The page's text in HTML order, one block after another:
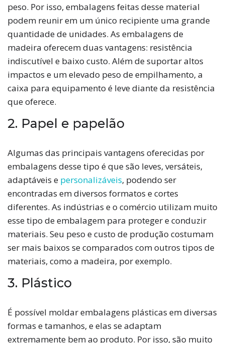
peso. Por isso, embalagens feitas desse material
podem reunir em um único recipiente uma grande
quantidade de unidades. As embalagens de
madeira oferecem duas vantagens: resistência
indiscutível e baixo custo. Além de suportar altos
impactos e um elevado peso de empilhamento, a
caixa para equipamento é leve diante da resistência
que oferece.
2. Papel e papelão
Algumas das principais vantagens oferecidas por
embalagens desse tipo é que são leves, versáteis,
adaptáveis e personalizáveis, podendo ser
encontradas em diversos formatos e cortes
diferentes. As indústrias e o comércio utilizam muito
esse tipo de embalagem para proteger e conduzir
materiais. Seu peso e custo de produção costumam
ser mais baixos se comparados com outros tipos de
materiais, como a madeira, por exemplo.
3. Plástico
É possível moldar embalagens plásticas em diversas
formas e tamanhos, e elas se adaptam
extremamente bem ao produto. Por isso, são muito